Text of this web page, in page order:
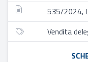
535/2024,
Vendita